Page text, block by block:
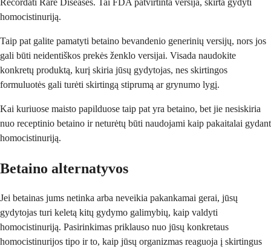
homocistinuriją.
Taip pat galite pamatyti betaino bevandenio generinių versijų, nors jos
gali būti neidentiškos prekės ženklo versijai. Visada naudokite
konkretų produktą, kurį skiria jūsų gydytojas, nes skirtingos
formuluotės gali turėti skirtingą stiprumą ar grynumo lygį.
Kai kuriuose maisto papilduose taip pat yra betaino, bet jie nesiskiria
nuo receptinio betaino ir neturėtų būti naudojami kaip pakaitalai gydant
homocistinuriją.
Betaino alternatyvos
Jei betainas jums netinka arba neveikia pakankamai gerai, jūsų
gydytojas turi keletą kitų gydymo galimybių, kaip valdyti
homocistinuriją. Pasirinkimas priklauso nuo jūsų konkretaus
homocistinurijos tipo ir to, kaip jūsų organizmas reaguoja į skirtingus